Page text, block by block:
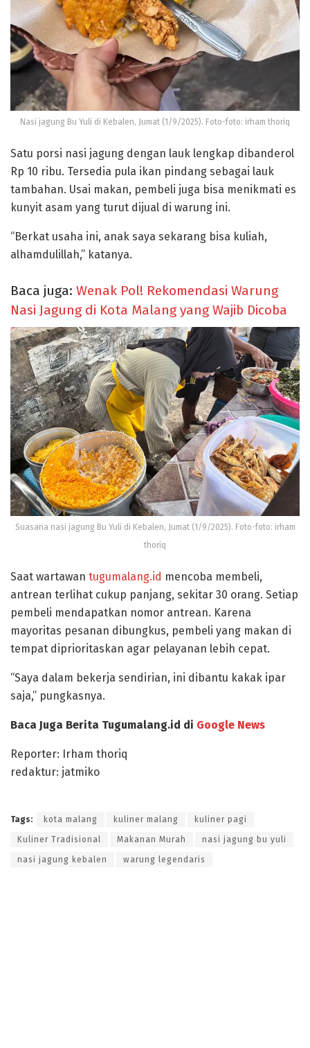
Nasi jagung Bu Yuli di Kebalen, Jumat (1/9/2025). Foto-foto: irham thoriq
Satu porsi nasi jagung dengan lauk lengkap dibanderol
Rp 10 ribu. Tersedia pula ikan pindang sebagai lauk
tambahan. Usai makan, pembeli juga bisa menikmati es
kunyit asam yang turut dijual di warung ini.
“Berkat usaha ini, anak saya sekarang bisa kuliah,
alhamdulillah,” katanya.
Baca juga: Wenak Pol! Rekomendasi Warung
Nasi Jagung di Kota Malang yang Wajib Dicoba
Suasana nasi jagung Bu Yuli di Kebalen, Jumat (1/9/2025). Foto-foto: irham
thoriq
Saat wartawan tugumalang.id mencoba membeli,
antrean terlihat cukup panjang, sekitar 30 orang. Setiap
pembeli mendapatkan nomor antrean. Karena
mayoritas pesanan dibungkus, pembeli yang makan di
tempat diprioritaskan agar pelayanan lebih cepat.
“Saya dalam bekerja sendirian, ini dibantu kakak ipar
saja,” pungkasnya.
Baca Juga Berita Tugumalang.id di Google News
Reporter: Irham thoriq
redaktur: jatmiko
Tags: kota malang kuliner malang kuliner pagi
Kuliner Tradisional Makanan Murah nasi jagung bu yuli
nasi jagung kebalen warung legendaris